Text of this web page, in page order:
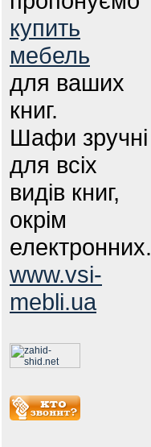
купить
мебель
для ваших
книг.
Шафи зручні
для всіх
видів книг,
окрім
електронних.
www.vsi-
mebli.ua